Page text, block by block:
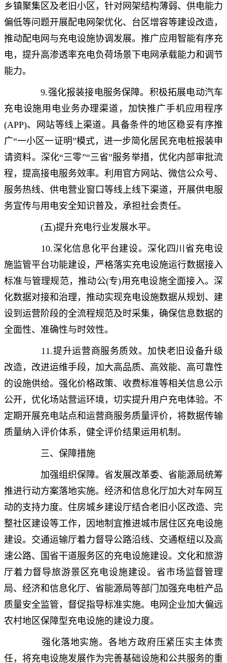
乡镇聚集区及老旧小区，针对网架结构薄弱、供电能力
偏低等问题开展配电网架优化、台区增容等建设改造，
推动配电网与充电设施协调发展。推广应用智能有序充
电，提升高渗透率充电负荷场景下电网承载能力和调节
能力。
9.强化报装接电服务保障。积极拓展电动汽车
充电设施用电业务办理渠道，加快推广手机应用程序
(APP)、网站等线上渠道。具备条件的地区稳妥有序推
广“一小区一证明”模式，进一步简化居民充电桩报装申
请资料。深化“三零”“三省”服务举措，优化内部审批流
程，提高接电服务效率。利用官方网站、微信公众号、
服务热线、供电营业窗口等线上线下渠道，开展供电服
务宣传与用电安全知识普及，承担社会责任。
(五)提升充电行业发展水平。
10.深化信息化平台建设。深化四川省充电设
施监管平台功能建设，严格落实充电设施运行数据接入
标准与管理规范，推动公(专)用充电设施全面接入。深
化数据对接和治理，推动实现充电设施数据从规划、建
设到运营阶段的全流程规范及时采集，确保信息数据的
全面性、准确性与时效性。
11.提升运营商服务质效。加快老旧设备升级
改造，改进运维手段，加大高品质、高效能、高可靠性
的设施供给。强化价格政策、收费标准等相关信息公示
公开，优化场站营运环境，切实提升用户充电体验。不
定期开展充电站点和运营商服务质量评价，将数据传输
质量纳入评价体系，健全评价结果运用机制。
三、保障措施
加强组织保障。省发展改革委、省能源局统筹
推进行动方案落地实施。经济和信息化厅加大对车网互
动的支持力度。住房城乡建设厅结合老旧小区改造、完
整社区建设等工作，因地制宜推进城市居住区充电设施
建设。交通运输厅着力督导公路沿线、交通枢纽以及高
速公路、国省干道服务区的充电设施建设。文化和旅游
厅着力督导旅游景区充电设施建设。省市场监督管理
局、经济和信息化厅、省能源局等部门加强充电桩产品
质量安全监管，督促指导标准实施。电网企业加大偏远
农村地区保障型充电设施的建设力度。
强化落地实施。各地方政府压紧压实主体责
任，将充电设施发展作为完善基础设施和公共服务的重